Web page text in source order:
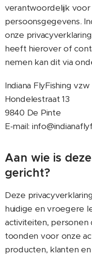
verantwoordelijk
persoonsgegevens.
onze
heeft hierover of
nemen kan dit via
Indiana FlyFishing vzw
Hondelestraat 13
9840 De Pinte
E-mail:
Aan wie is
gericht?
Deze
huidige en vroegere
activiteiten,
toonden voor onze
producten, klanten